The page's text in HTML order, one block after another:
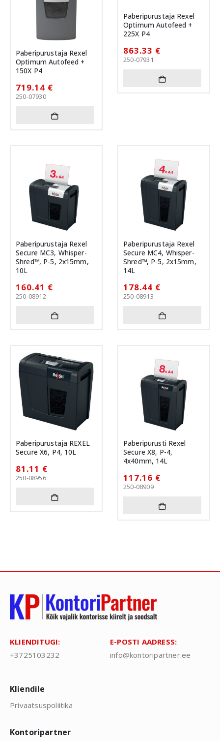
Paberipurustaja Rexel
Optimum Autofeed +
150X P4
719.14 €
250-07930
Paberipurustaja Rexel
Optimum Autofeed +
225X P4
863.33 €
250-07931
Paberipurustaja Rexel
Secure MC3, Whisper-
Shred™, P-5, 2x15mm,
10L
160.41 €
250-08912
Paberipurustaja Rexel
Secure MC4, Whisper-
Shred™, P-5, 2x15mm,
14L
178.44 €
250-08913
Paberipurustaja REXEL
Secure X6, P4, 10L
81.11 €
250-08956
Paberipurusti Rexel
Secure X8, P-4,
4x40mm, 14L
117.16 €
250-08909
KLIENDITUGI:
+3725103232
E-POSTI AADRESS:
info@kontoripartner.ee
Kliendile
Privaatsuspoliitika
Kontoripartner